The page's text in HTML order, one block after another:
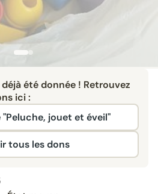
été donnée ! Retrouvez
ici :
"Peluche, jouet et éveil"
tous les dons